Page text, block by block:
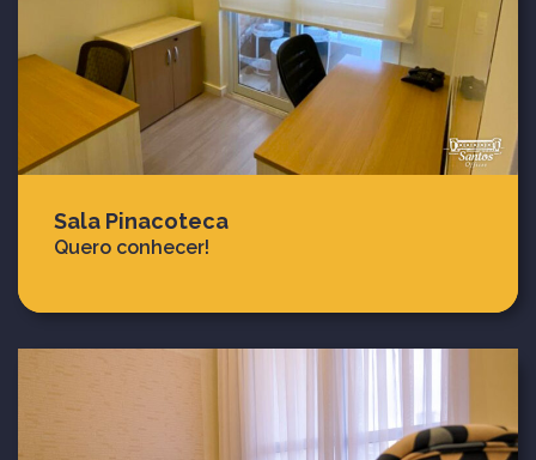
Sala Pinacoteca
Quero conhecer!